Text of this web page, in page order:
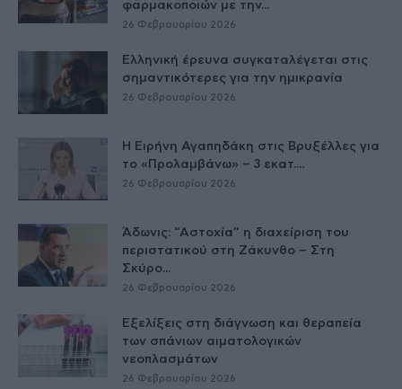
φαρμακοποιών με την...
26 Φεβρουαρίου 2026
Ελληνική έρευνα συγκαταλέγεται στις
σημαντικότερες για την ημικρανία
26 Φεβρουαρίου 2026
Η Ειρήνη Αγαπηδάκη στις Βρυξέλλες για
το «Προλαμβάνω» – 3 εκατ....
26 Φεβρουαρίου 2026
Άδωνις: “Αστοχία” η διαχείριση του
περιστατικού στη Ζάκυνθο – Στη
Σκύρο...
26 Φεβρουαρίου 2026
Εξελίξεις στη διάγνωση και θεραπεία
των σπάνιων αιματολογικών
νεοπλασμάτων
26 Φεβρουαρίου 2026